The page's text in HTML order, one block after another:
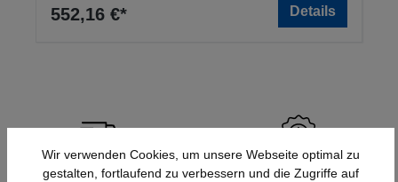
552,16 €* Details
Schnelle Lieferung Topmarken
Wir verwenden Cookies, um unsere Webseite optimal zu
gestalten, fortlaufend zu verbessern und die Zugriffe auf